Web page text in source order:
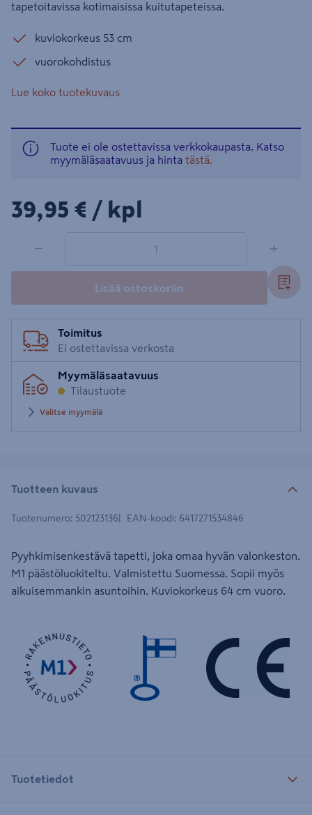
tapetoitavissa kotimaisissa kuitutapeteissa.
kuviokorkeus 53 cm
vuorokohdistus
Lue koko tuotekuvaus
Tuote ei ole ostettavissa verkkokaupasta. Katso
myymäläsaatavuus ja hinta tästä.
39,95€/kpl
39,95 € / kpl
− +
Lisää ostoskoriin
Toimitus
Ei ostettavissa verkosta
Myymäläsaatavuus
Tilaustuote
Valitse myymälä
Tuotteen kuvaus
Tuotenumero: 502123136 EAN-koodi: 6417271534846
Pyyhkimisenkestävä tapetti, joka omaa hyvän valonkeston.
M1 päästöluokiteltu. Valmistettu Suomessa. Sopii myös
aikuisemmankin asuntoihin. Kuviokorkeus 64 cm vuoro.
Tuotetiedot